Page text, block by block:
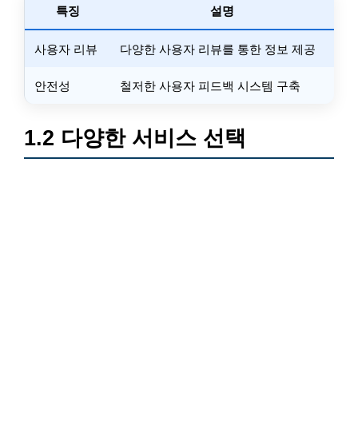
특징 설명
사용자 리뷰 다양한 사용자 리뷰를 통한 정보 제공
안전성 철저한 사용자 피드백 시스템 구축
1.2 다양한 서비스 선택